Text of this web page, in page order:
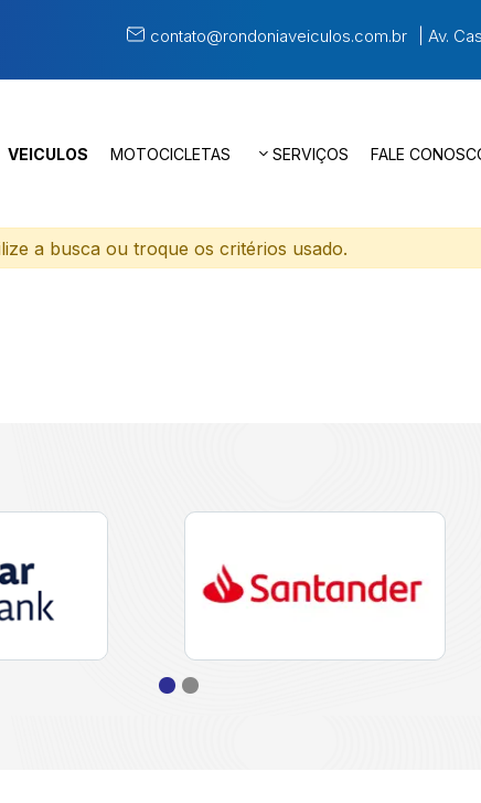
contato@rondoniaveiculos.com.br Av.
VEICULOS MOTOCICLETAS SERVIÇOS FALE
a busca ou troque os critérios usado.